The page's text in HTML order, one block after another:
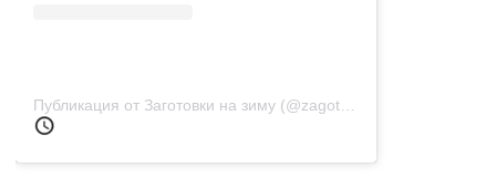
Публикация от Заготовки на зиму (@zagotovki_na_zimy_krasnodar)